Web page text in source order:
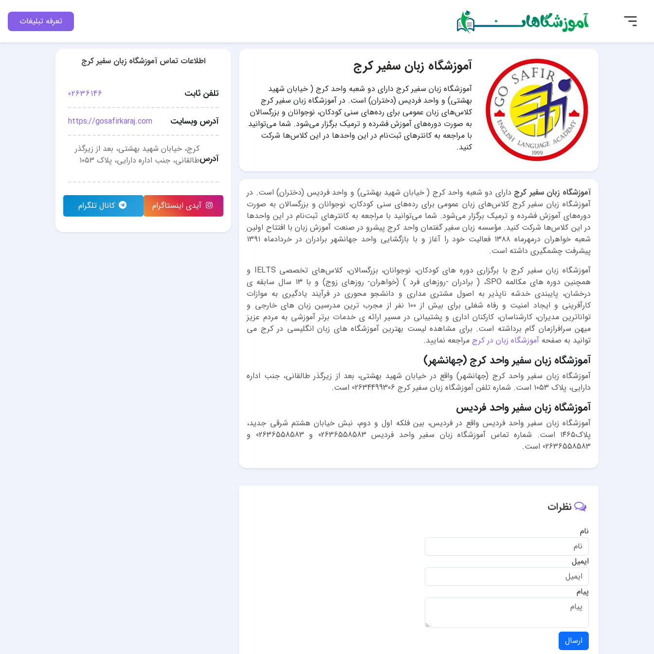
تعرفه تبلیغات
آموزشگاه زبان سفیر کرج
آموزشگاه زبان سفیر کرج دارای دو شعبه واحد کرج ( خیابان شهید
بهشتی) و واحد فردیس (دختران) است. در آموزشگاه زبان سفیر کرج
کلاس‌های زبان عمومی برای رده‌های سنی کودکان، نوجوانان و بزرگسالان
به صورت دوره‌های آموزش فشرده و ترمیک برگزار می‌شود. شما می‌توانید
با مراجعه به کانترهای ثبت‌نام در این واحدها در این کلاس‌ها شرکت
کنید.
آموزشگاه زبان سفیر کرج دارای دو شعبه واحد کرج ( خیابان شهید بهشتی) و واحد فردیس (دختران) است. در
آموزشگاه زبان سفیر کرج کلاس‌های زبان عمومی برای رده‌های سنی کودکان، نوجوانان و بزرگسالان به صورت
دوره‌های آموزش فشرده و ترمیک برگزار می‌شود. شما می‌توانید با مراجعه به کانترهای ثبت‌نام در این واحدها
در این کلاس‌ها شرکت کنید. مؤسسه زبان سفیر گفتمان واحد کرج پیشرو در صنعت آموزش زبان با افتتاح اولین
شعبه خواهران درمهرماه ۱۳۸۸ فعالیت خود را آغاز و با بازگشایی واحد جهانشهر برادران در خردادماه ۱۳۹۱
پیشرفت چشمگیری داشته است.
آموزشگاه زبان سفیر کرج با برگزاری دوره های کودکان، نوجوانان، بزرگسالان، کلاس‌های تخصصی IELTS و
همچنین دوره های مکالمه SPO، ( برادران -روزهای فرد ) (خواهران- روزهای زوج) و با ۱۳ سال سابقه ی
درخشان، پایبندی خدشه ناپذیر به اصول مشتری مداری و دانشجو محوری در فرآیند یادگیری به موازات
کارآفرینی و ایجاد امنیت و رفاه شغلی برای بیش از ۱۰۰ نفر از مجرب ترین مدرسین زبان های خارجی و
تواناترین مدیران، کارشناسان، کارکنان اداری و پشتیبانی در مسیر ارائه ی خدمات برتر آموزشی به مردم عزیز
میهن سرافرازمان گام برداشته است. برای مشاهده لیست بهترین آموزشگاه های زبان انگلیسی در کرج می
توانید به صفحه آموزشگاه زبان در کرج مراجعه نمایید.
آموزشگاه زبان سفیر واحد کرج (جهانشهر)
آموزشگاه زبان سفیر واحد کرج (جهانشهر) واقع در خیابان شهید بهشتی، بعد از زیرگذر طالقانی، جنب اداره
دارایی، پلاک ۱۰۵۳ است. شماره تلفن آموزشگاه زبان سفیر کرج 02634499306 است.
آموزشگاه زبان سفیر واحد فردیس
آموزشگاه زبان سفیر واحد فردیس واقع در فردیس، بین فلکه اول و دوم، نبش خیابان هشتم شرقی جدید،
پلاک۱۴۶۵ است. شماره تماس آموزشگاه زبان سفیر واحد فردیس 02636558583 و 02636558583 و
02636558583 است.
نظرات
نام
ایمیل
پیام
ارسال
اطلاعات تماس آموزشگاه زبان سفیر کرج
تلفن ثابت 02636146
آدرس وبسایت https://gosafirkaraj.com
آدرس
کرج، خیابان شهید بهشتی، بعد از زیرگذر
طالقانی، جنب اداره دارایی، پلاک ۱۰۵۳
آیدی اینستاگرام کانال تلگرام